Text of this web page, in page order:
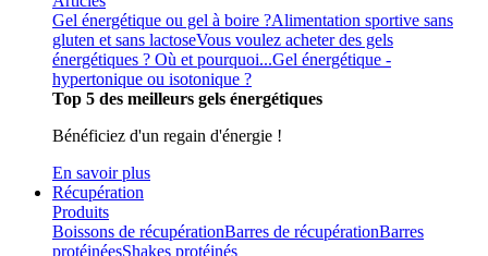
Gel énergétique ou gel à boire ?Alimentation sportive sans
gluten et sans lactoseVous voulez acheter des gels
énergétiques ? Où et pourquoi...Gel énergétique -
hypertonique ou isotonique ?
Top 5 des meilleurs gels énergétiques
Bénéficiez d'un regain d'énergie !
En savoir plus
Récupération
Produits
Boissons de récupérationBarres de récupérationBarres
protéinéesShakes protéinés